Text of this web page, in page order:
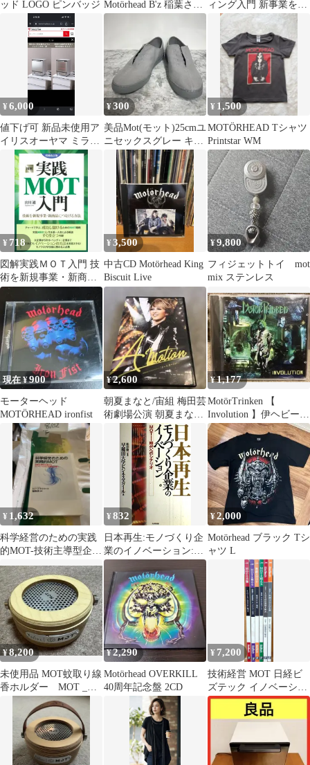
ッド LOGO ピンバッジ Motörhead B'z 稲葉さん
色違い
ィング入門 新事業を成
功に導く市場へのアプ
ローチ
¥6,000
値下げ可 新品未使用ア
イリスオーヤマ ミラー
オーブントースター
MOT-012
¥300
美品Mot(モット)25cmユ
ニセックスグレー キャ
ンバス スリッポン
¥ 1,500
MOTÖRHEAD Tシャツ
Printstar WM
¥ 718
図解実践ＭＯＴ入門 技
術を新規事業・新商品
につなげる方法 増補改
訂版/言視舎/出川通（単
行本（ソフトカバ
ー））
¥3,500
中古CD Motörhead King
Biscuit Live
¥9,800
フィジェットトイ mot
mix ステンレス
現在 ¥900
モーターヘッド
MOTÖRHEAD ironfist
¥2,600
朝夏まなと/宙組 梅田芸
術劇場公演 朝夏まなと
アメイジングステージ
A Mot…
¥1,177
MotörTrinken 【
Involution 】伊ヘビーメ
タル 輸入盤CD
¥ 1,632
科学経営のための実践
的MOT-技術主導型企業
からイノベーション主
導型企1097
¥832
日本再生:モノづくり企
業のイノベーション:
MOT(技術経営)時代へ
のシナリオ
¥2,000
Motörhead ブラック Tシ
ャツ L
¥8,200
未使用品 MOT蚊取り線
香ホルダー MOT _
Wood Smoker (通常)
¥2,290
Motörhead OVERKILL
40周年記念盤 2CD
¥ 7,200
技術経営 MOT 日経ビ
ズテック イノベーショ
ン 経営戦略 まとめ売 6
冊セット